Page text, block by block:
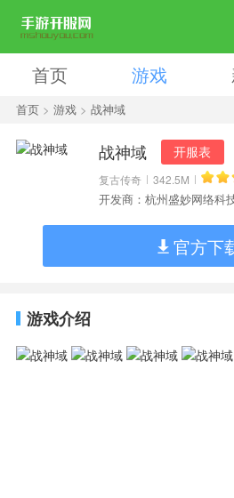
首页 游戏
首页> 游戏> 战神域
战神域 开服表
复古传奇 342.5M
开发商：杭州盛妙网络科
官方下
游戏介绍